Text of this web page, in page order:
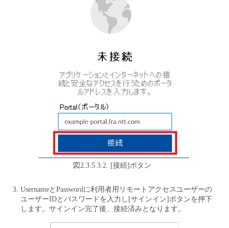
図2.3.5.3.2. [接続]ボタン
UsernameとPasswordに利用者用リモートアクセスユーザーの
ユーザーIDとパスワードを入力し[サインイン]ボタンを押下
します。サインイン完了後、接続済みとなります。